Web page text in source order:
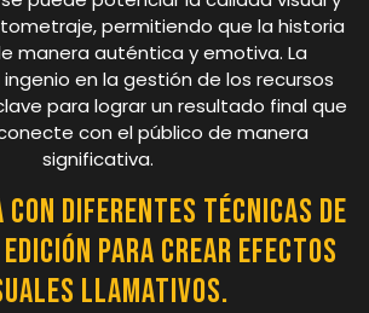
permitiendo que la historia
manera auténtica y emotiva. La
en la gestión de los recursos
para lograr un resultado final que
con el público de manera
significativa.
con diferentes técnicas de
para crear efectos
llamativos.